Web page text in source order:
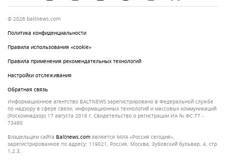
© 2026 baltnews.com
Политика конфиденциальности
Правила использования «cookie»
Правила применения рекомендательных технологий
Настройки отслеживания
Обратная связь
Информационное агентство BALTNEWS зарегистрировано в Федеральной службе
по надзору в сфере связи, информационных технологий и массовых коммуникаций
(Роскомнадзор) 17 августа 2018 г. Свидетельство о регистрации ИА № ФС 77 -
73480
Владельцем сайта
baltnews.com является МИА «Россия сегодня»,
зарегистрированное по адресу: 119021, Россия, Москва, Зубовский бульвар, 4, стр.
1,2.3.